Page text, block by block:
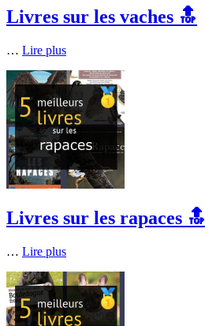
Livres sur les vaches 🔝
… Lire plus
Livres sur les rapaces 🔝
… Lire plus